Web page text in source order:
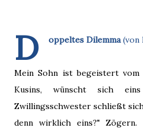
D oppeltes Dilemma(von
Mein Sohn ist begeistert
Kusins, wünscht sich
Zwillingsschwester schließt
denn wirklich eins?"